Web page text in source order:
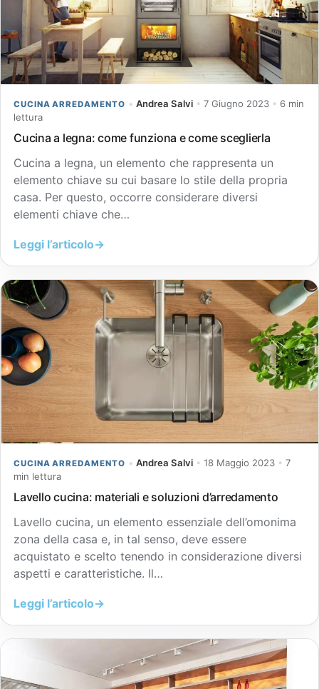
CUCINA ARREDAMENTO • Andrea Salvi • 7 Giugno 2023 • 6 min
lettura
Cucina a legna: come funziona e come sceglierla
Cucina a legna, un elemento che rappresenta un
elemento chiave su cui basare lo stile della propria
casa. Per questo, occorre considerare diversi
elementi chiave che…
Leggi l’articolo→
CUCINA ARREDAMENTO • Andrea Salvi • 18 Maggio 2023 • 7
min lettura
Lavello cucina: materiali e soluzioni d’arredamento
Lavello cucina, un elemento essenziale dell’omonima
zona della casa e, in tal senso, deve essere
acquistato e scelto tenendo in considerazione diversi
aspetti e caratteristiche. Il…
Leggi l’articolo→